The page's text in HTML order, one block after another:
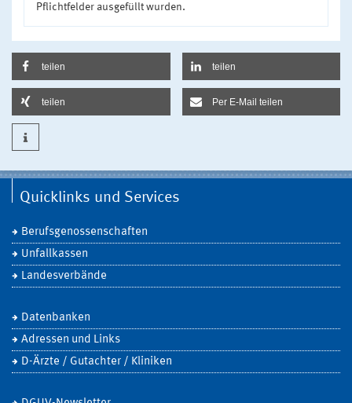
Pflichtfelder ausgefüllt wurden.
teilen teilen
teilen Per E-Mail teilen
Quicklinks und Services
Berufsgenossenschaften
Unfallkassen
Landesverbände
Datenbanken
Adressen und Links
D-Ärzte / Gutachter / Kliniken